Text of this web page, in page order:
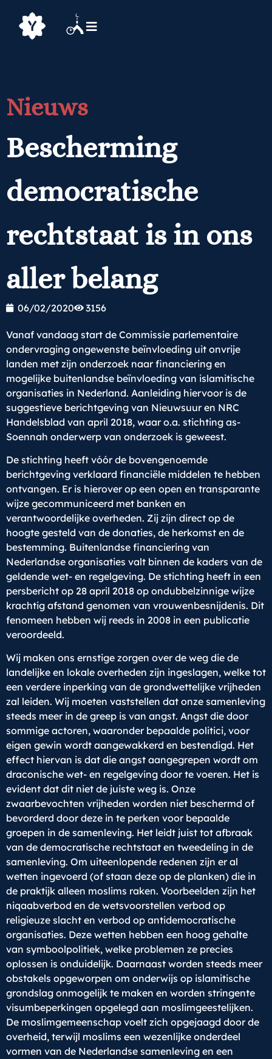
Nieuws
Bescherming
democratische
rechtstaat is in ons
aller belang
06/02/2020 3156
Vanaf vandaag start de Commissie parlementaire
ondervraging ongewenste beïnvloeding uit onvrije
landen met zijn onderzoek naar financiering en
mogelijke buitenlandse beïnvloeding van islamitische
organisaties in Nederland. Aanleiding hiervoor is de
suggestieve berichtgeving van Nieuwsuur en NRC
Handelsblad van april 2018, waar o.a. stichting as-
Soennah onderwerp van onderzoek is geweest.
De stichting heeft vóór de bovengenoemde
berichtgeving verklaard financiële middelen te hebben
ontvangen. Er is hierover op een open en transparante
wijze gecommuniceerd met banken en
verantwoordelijke overheden. Zij zijn direct op de
hoogte gesteld van de donaties, de herkomst en de
bestemming. Buitenlandse financiering van
Nederlandse organisaties valt binnen de kaders van de
geldende wet- en regelgeving. De stichting heeft in een
persbericht op 28 april 2018 op ondubbelzinnige wijze
krachtig afstand genomen van vrouwenbesnijdenis. Dit
fenomeen hebben wij reeds in 2008 in een publicatie
veroordeeld.
Wij maken ons ernstige zorgen over de weg die de
landelijke en lokale overheden zijn ingeslagen, welke tot
een verdere inperking van de grondwettelijke vrijheden
zal leiden. Wij moeten vaststellen dat onze samenleving
steeds meer in de greep is van angst. Angst die door
sommige actoren, waaronder bepaalde politici, voor
eigen gewin wordt aangewakkerd en bestendigd. Het
effect hiervan is dat die angst aangegrepen wordt om
draconische wet- en regelgeving door te voeren. Het is
evident dat dit niet de juiste weg is. Onze
zwaarbevochten vrijheden worden niet beschermd of
bevorderd door deze in te perken voor bepaalde
groepen in de samenleving. Het leidt juist tot afbraak
van de democratische rechtstaat en tweedeling in de
samenleving. Om uiteenlopende redenen zijn er al
wetten ingevoerd (of staan deze op de planken) die in
de praktijk alleen moslims raken. Voorbeelden zijn het
niqaabverbod en de wetsvoorstellen verbod op
religieuze slacht en verbod op antidemocratische
organisaties. Deze wetten hebben een hoog gehalte
van symboolpolitiek, welke problemen ze precies
oplossen is onduidelijk. Daarnaast worden steeds meer
obstakels opgeworpen om onderwijs op islamitische
grondslag onmogelijk te maken en worden stringente
visumbeperkingen opgelegd aan moslimgeestelijken.
De moslimgemeenschap voelt zich opgejaagd door de
overheid, terwijl moslims een wezenlijke onderdeel
vormen van de Nederlandse samenleving en een